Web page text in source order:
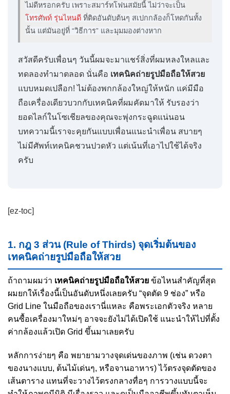
ไม่ดีหรอกครับ เพราะสมาร์ทโฟนสมัยนี้ ไม่ว่าจะเป็น
โทรศัพท์ รุ่นไหนดี ที่ติดอันดับต้นๆ สเปกกล้องก็โหดกันทั้ง
นั้น แต่มันอยู่ที่ “วิธีการ” และมุมมองต่างหาก
สวัสดีครับเพื่อนๆ วันนี้ผมจะมาแชร์สิ่งที่ผมหลงใหลและ
ทดลองทำมาตลอด นั่นคือ เทคนิคถ่ายรูปมือถือให้สวย
แบบหมดเปลือก! ไม่ต้องพกกล้องใหญ่ให้หนัก แค่มีมือ
ถือเครื่องเดียวบวกกับเทคนิคที่ผมคัดมาให้ รับรองว่า
ยอดไลก์ในโซเชียลของคุณจะพุ่งกระฉูดแน่นอน
บทความนี้เราจะคุยกันแบบเพื่อนแนะนำเพื่อน สบายๆ
ไม่มีศัพท์เทคนิคชวนปวดหัว แต่เน้นที่เอาไปใช้ได้จริง
ครับ
[ez-toc]
1. กฎ 3 ส่วน (Rule of Thirds) จุดเริ่มต้นของ
เทคนิคถ่ายรูปมือถือให้สวย
ถ้าถามผมว่า เทคนิคถ่ายรูปมือถือให้สวย ข้อไหนสำคัญที่สุด
ผมยกให้เรื่องนี้เป็นอันดับหนึ่งเลยครับ “จุดตัด 9 ช่อง” หรือ
Grid Line ในมือถือของเรานี่แหละ คือพระเอกตัวจริง หลาย
คนซื้อเครื่องมาใหม่ๆ อาจจะยังไม่ได้เปิดใช้ แนะนำให้ไปที่ตั้ง
ค่ากล้องแล้วเปิด Grid ขึ้นมาเลยครับ
หลักการง่ายๆ คือ พยายามวางจุดเด่นของภาพ (เช่น ดวงตา
ของนางแบบ, ต้นไม้เด่นๆ, หรือจานอาหาร) ไว้ตรงจุดตัดของ
เส้นตาราง แทนที่จะวางไว้ตรงกลางทื่อๆ การวางแบบนี้จะ